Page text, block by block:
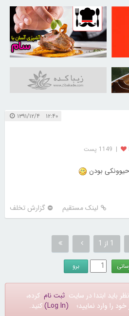
30260327
۱۲:۴۰ ۱۳۹۱/۱۲/۴
| 1149 پست
بودن
لینک مستقیم گزارش تخلف
1 از 1
باید ابتدا در سایت ثبت نام کرده،
را وارد نمایید؛ (Log In) کنید.